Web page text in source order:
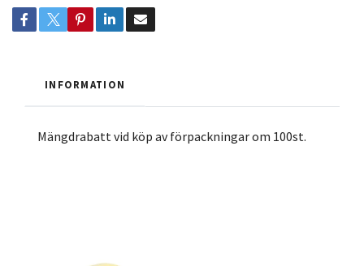
INFORMATION
Mängdrabatt vid köp av förpackningar om 100st.